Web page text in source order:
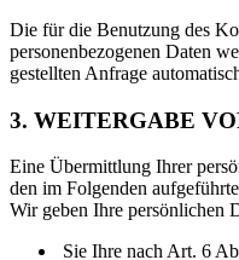
Die für die Benutzung des
personenbezogenen Daten
gestellten Anfrage
3. WEITERGABE
Eine Übermittlung Ihrer
den im Folgenden
Wir geben Ihre persönlichen
Sie Ihre nach Art. 6